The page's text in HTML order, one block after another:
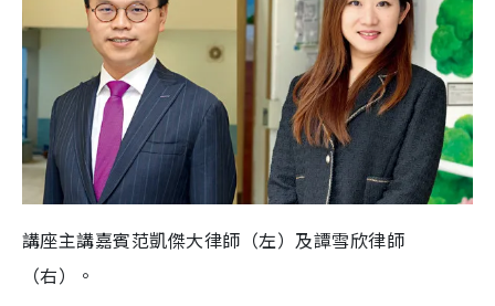
講座主講嘉賓范凱傑大律師（左）及譚雪欣律師
（右）。